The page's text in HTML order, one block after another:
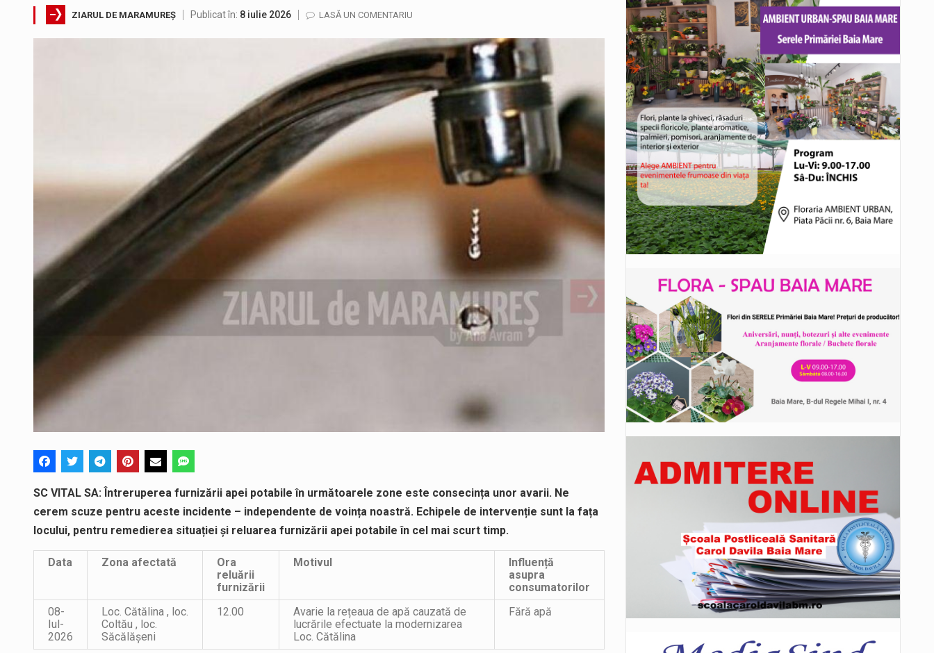
Testarea independentă a sistemului e-Terra, realizată de STS, DNSC și Cyberint, a mai parcurs o rundă de evaluare. Un număr…
Vremea va fi caniculară. Disconfortul termic va fi accentuat, iar indicele temperatură-umezeală (ITU) va depăși pragul critic de 80 de…
A fost finalizat proiectul care prevede un nou spatiu de joacă pentru copiii din localitatea Tulghieș. Primarul comunei Miresu Mare,…
COD GALBEN. Interval de valabilitate: 07 august, ora 12.00 – 07 august, ora 23.00 / Fenomene vizate: instabilitate atmosferică, intensificări…
În acest sfârșit de săptămână, jandarmii maramureșeni vor fi prezenți la manifestările cultural-artistice și sportive care vor avea loc pe…
Proiectul de lege privind Strategia națională pentru conservarea biodiversității a fost din nou dezbătut ieri și în final adoptat de…
ZIARUL DE MARAMUREȘ Publicat în: 8 iulie 2026 LASĂ UN COMENTARIU
SC VITAL SA: Întreruperea furnizării apei potabile în următoarele zone este consecința unor avarii. Ne
cerem scuze pentru aceste incidente – independente de voința noastră. Echipele de intervenție sunt la fața
locului, pentru remedierea situației și reluarea furnizării apei potabile în cel mai scurt timp.
Data Zona afectată
Ora
reluării
furnizării
Motivul
Influență
asupra
consumatorilor
08-
Iul-
2026
Loc. Cătălina , loc.
Coltău , loc.
Săcălășeni
12.00
Avarie la rețeaua de apă cauzată de
lucrările efectuate la modernizarea
Loc. Cătălina
Fără apă